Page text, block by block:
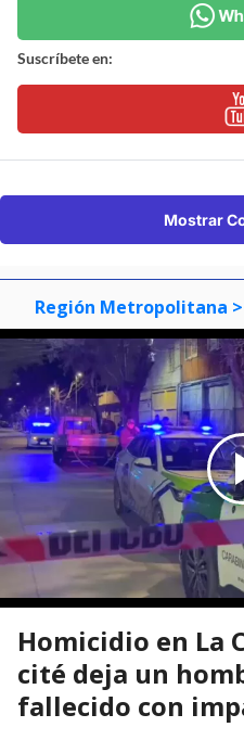
Suscríbete en:
Mostrar
Región Metropolitana
Homicidio en La
cité deja un
fallecido con